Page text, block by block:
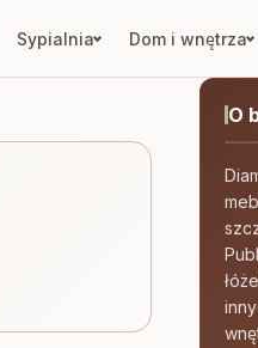
Sypialnia Dom i wnętrza
O